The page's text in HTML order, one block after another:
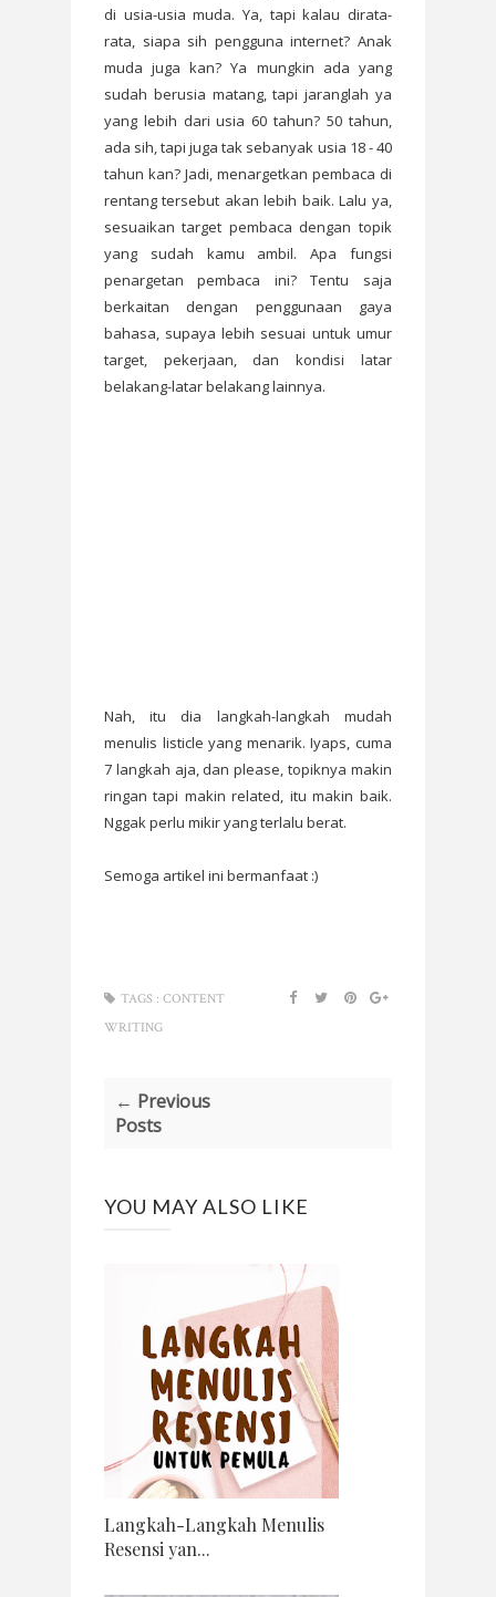
di usia-usia muda. Ya, tapi kalau dirata-
rata, siapa sih pengguna internet? Anak
muda juga kan? Ya mungkin ada yang
sudah berusia matang, tapi jaranglah ya
yang lebih dari usia 60 tahun? 50 tahun,
ada sih, tapi juga tak sebanyak usia 18 - 40
tahun kan? Jadi, menargetkan pembaca di
rentang tersebut akan lebih baik. Lalu ya,
sesuaikan target pembaca dengan topik
yang sudah kamu ambil. Apa fungsi
penargetan pembaca ini? Tentu saja
berkaitan dengan penggunaan gaya
bahasa, supaya lebih sesuai untuk umur
target, pekerjaan, dan kondisi latar
belakang-latar belakang lainnya.
Nah, itu dia langkah-langkah mudah
menulis listicle yang menarik. Iyaps, cuma
7 langkah aja, dan please, topiknya makin
ringan tapi makin related, itu makin baik.
Nggak perlu mikir yang terlalu berat.
Semoga artikel ini bermanfaat :)
TAGS : CONTENT
WRITING
← Previous
Posts
YOU MAY ALSO LIKE
Langkah-Langkah Menulis
Resensi yan...